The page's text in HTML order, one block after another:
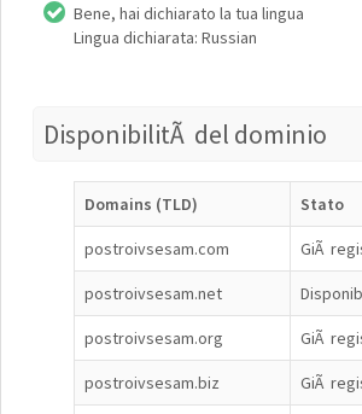
Bene, hai dichiarato la tua lingua
Lingua dichiarata: Russian
DisponibilitÃ del dominio
Domains (TLD) Stato
postroivsesam.com GiÃ
postroivsesam.net
postroivsesam.org GiÃ
postroivsesam.biz GiÃ